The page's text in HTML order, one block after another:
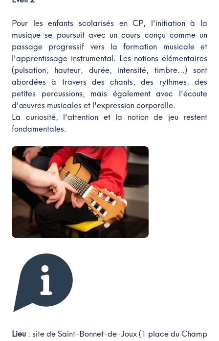
Pour les enfants scolarisés en CP, l'initiation à la
musique se poursuit avec un cours conçu comme un
passage progressif vers la formation musicale et
l'apprentissage instrumental. Les notions élémentaires
(pulsation, hauteur, durée, intensité, timbre...) sont
abordées à travers des chants, des rythmes, des
petites percussions, mais également avec l'écoute
d'œuvres musicales et l'expression corporelle.
La curiosité, l'attention et la notion de jeu restent
fondamentales.
Lieu : site de Saint-Bonnet-de-Joux (1 place du Champ